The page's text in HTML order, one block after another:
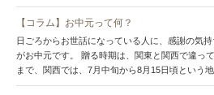
【コラム】お中元って何？
日ごろからお世話になっている人に、感謝の気
がお中元です。 贈る時期は、関東と関西で違っ
まで、関西では、7月中旬から8月15日頃という